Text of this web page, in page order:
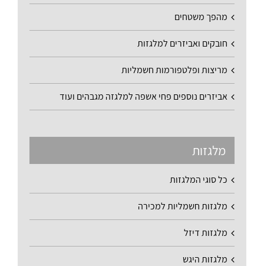
מהפך משטחים
חובקים ואביזרים למלגזות
מריצות ופלטפורמות חשמליות
אביזרים נוספים פחי אשפה למלגזה מגבהים ועוד
מלגזות
כל סוגי המלגזות
מלגזות חשמליות למכירה
מלגזות דיזל
מלגזות היגש